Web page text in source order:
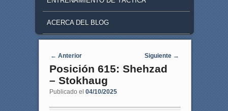
ACERCA DEL BLOG
Navegaci�n de entradas
← Anterior Siguiente →
Posición 615: Shehzad
– Stokhaug
Publicado el 04/10/2025